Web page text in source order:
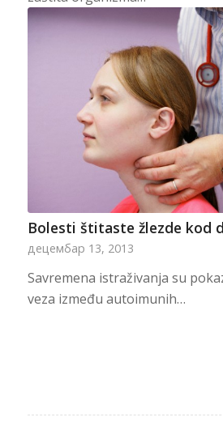
Bolesti štitaste žlezde kod
децембар 13, 2013
Savremena istraživanja su
veza između autoimunih…